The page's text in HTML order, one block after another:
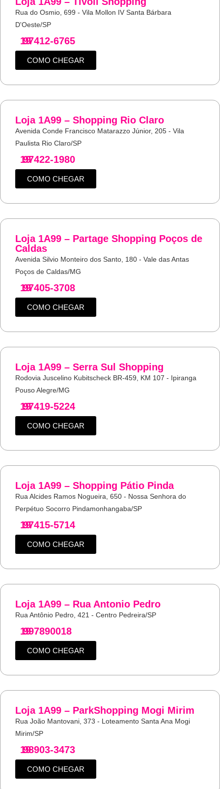
Rua do Osmio, 699 - Vila Mollon IV Santa Bárbara
D'Oeste/SP
19
97412-6765
COMO CHEGAR
Loja 1A99 – Shopping Rio Claro
Avenida Conde Francisco Matarazzo Júnior, 205 - Vila
Paulista Rio Claro/SP
19
97422-1980
COMO CHEGAR
Loja 1A99 – Partage Shopping Poços de
Caldas
Avenida Silvio Monteiro dos Santo, 180 - Vale das Antas
Poços de Caldas/MG
19
97405-3708
COMO CHEGAR
Loja 1A99 – Serra Sul Shopping
Rodovia Juscelino Kubitscheck BR-459, KM 107 - Ipiranga
Pouso Alegre/MG
19
97419-5224
COMO CHEGAR
Loja 1A99 – Shopping Pátio Pinda
Rua Alcides Ramos Nogueira, 650 - Nossa Senhora do
Perpétuo Socorro Pindamonhangaba/SP
19
97415-5714
COMO CHEGAR
Loja 1A99 – Rua Antonio Pedro
Rua Antônio Pedro, 421 - Centro Pedreira/SP
19
997890018
COMO CHEGAR
Loja 1A99 – ParkShopping Mogi Mirim
Rua João Mantovani, 373 - Loteamento Santa Ana Mogi
Mirim/SP
19
98903-3473
COMO CHEGAR